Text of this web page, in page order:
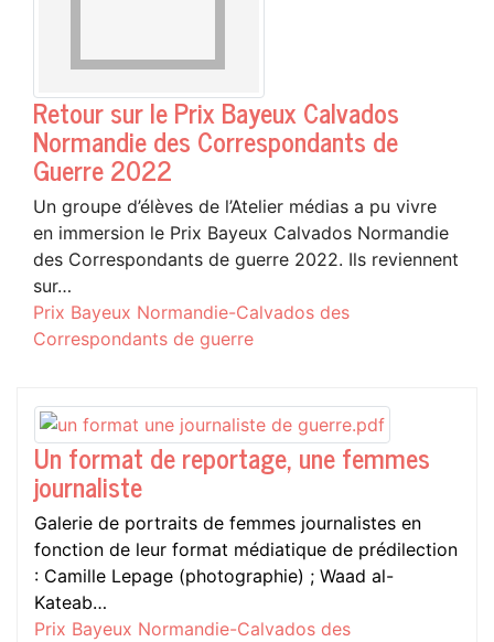
Retour sur le Prix Bayeux Calvados
Normandie des Correspondants de
Guerre 2022
Un groupe d’élèves de l’Atelier médias a pu vivre
en immersion le Prix Bayeux Calvados Normandie
des Correspondants de guerre 2022. Ils reviennent
sur…
Prix Bayeux Normandie-Calvados des
Correspondants de guerre
Un format de reportage, une femmes
journaliste
Galerie de portraits de femmes journalistes en
fonction de leur format médiatique de prédilection
: Camille Lepage (photographie) ; Waad al-
Kateab…
Prix Bayeux Normandie-Calvados des